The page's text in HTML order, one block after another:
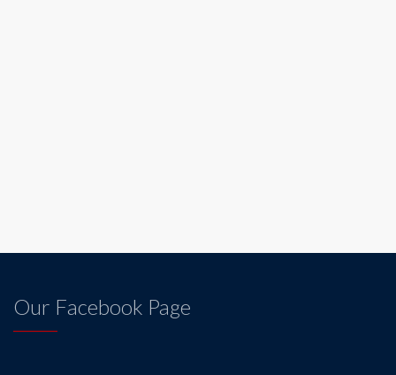
Our Facebook Page